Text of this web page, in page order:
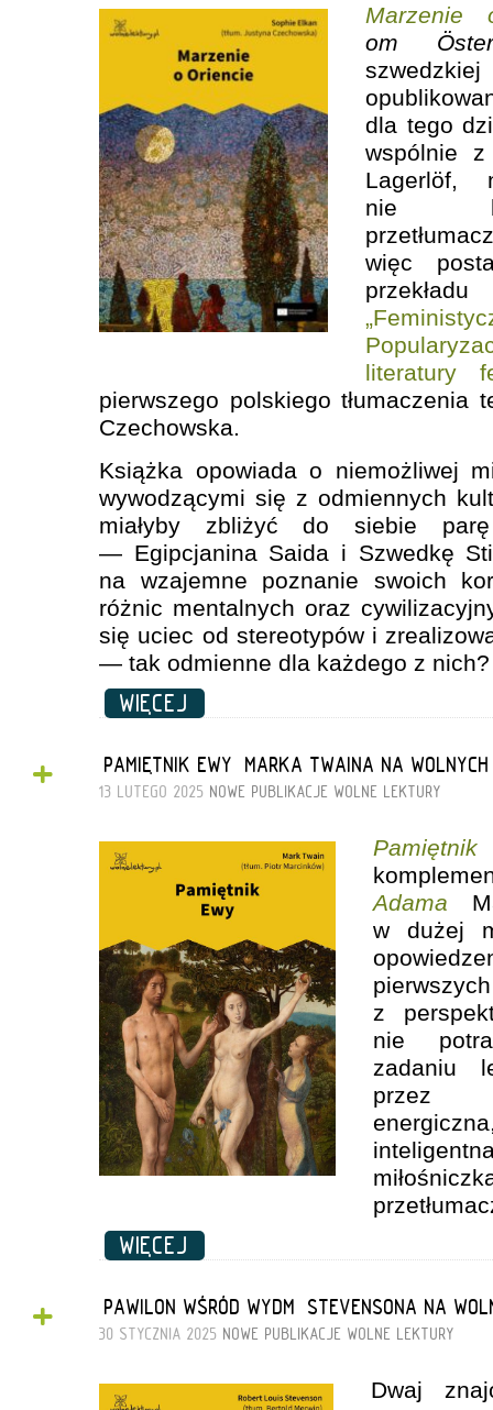
Marzenie
om
dla tego
wspólnie z
Lagerlöf,
nie
więc
literatury
pierwszego polskiego tłumaczenia
Czechowska.
Książka opowiada o niemożliwej
wywodzącymi się z odmiennych
miałyby zbliżyć do siebie parę
— Egipcjanina Saida i Szwedkę
na wzajemne poznanie swoich
różnic mentalnych oraz
się uciec od stereotypów i
— tak odmienne dla każdego z nich?
WIĘCEJ
+ „PAMIĘTNIK EWY” MARKA TWAINA NA
13 LUTEGO 2025 NOWE PUBLIKACJE WOLNE LEKTURY
Adama
w dużej
z
nie
zadaniu
przez
WIĘCEJ
+ „PAWILON WŚRÓD WYDM” STEVENSONA NA
30 STYCZNIA 2025 NOWE PUBLIKACJE WOLNE LEKTURY
Dwaj